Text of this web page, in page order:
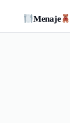
Menaje